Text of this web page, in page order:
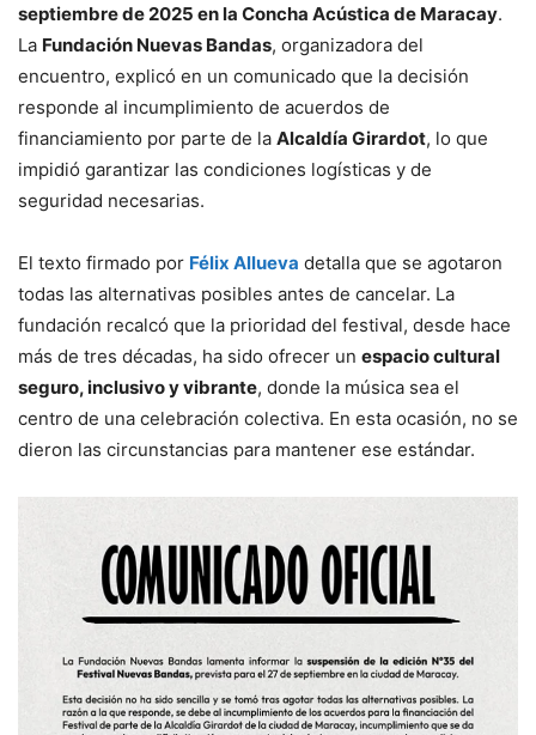
septiembre de 2025 en la Concha Acústica de Maracay.
La Fundación Nuevas Bandas, organizadora del
encuentro, explicó en un comunicado que la decisión
responde al incumplimiento de acuerdos de
financiamiento por parte de la Alcaldía Girardot, lo que
impidió garantizar las condiciones logísticas y de
seguridad necesarias.
El texto firmado por Félix Allueva detalla que se agotaron
todas las alternativas posibles antes de cancelar. La
fundación recalcó que la prioridad del festival, desde hace
más de tres décadas, ha sido ofrecer un espacio cultural
seguro, inclusivo y vibrante, donde la música sea el
centro de una celebración colectiva. En esta ocasión, no se
dieron las circunstancias para mantener ese estándar.